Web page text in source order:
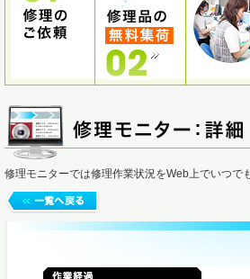
修理モニターでは修理作業状況をWeb上でいつで